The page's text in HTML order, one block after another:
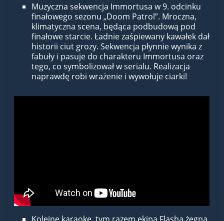
Muzyczna sekwencja Immortusa w 9. odcinku
finałowego sezonu „Doom Patrol”. Mroczna,
klimatyczna scena, będąca podbudową pod
finałowe starcie. Ładnie zaśpiewany kawałek dał
historii ciut grozy. Sekwencja płynnie wynika z
fabuły i pasuje do charakteru Immortusa oraz
tego, co symbolizował w serialu. Realizacja
naprawdę robi wrażenie i wywołuje ciarki!
Kolejne karaoke, tym razem ekipa Flasha żegna